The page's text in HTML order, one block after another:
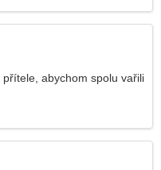
abychom spolu vařili